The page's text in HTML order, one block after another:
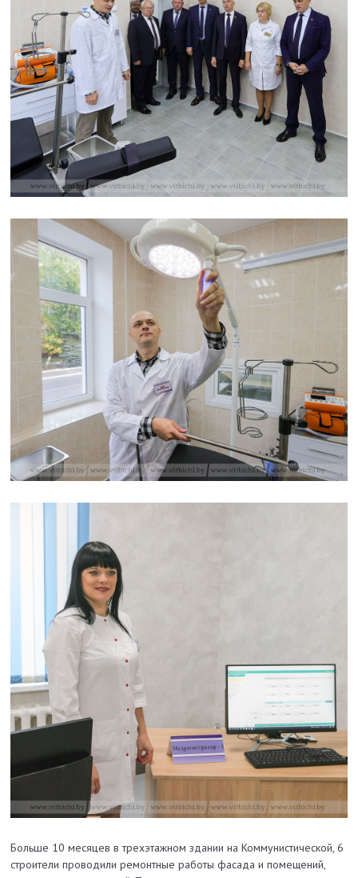
Больше 10 месяцев в трехэтажном здании на Коммунистической, 6
строители проводили ремонтные работы фасада и помещений,